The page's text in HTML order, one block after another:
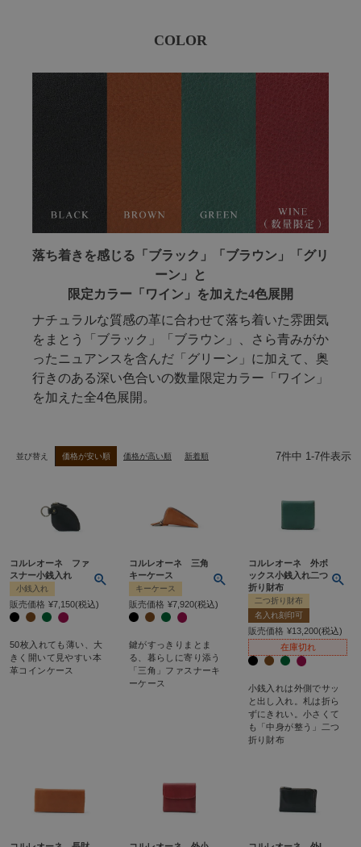
COLOR
落ち着きを感じる「ブラック」「ブラウン」「グリ
ーン」と
限定カラー「ワイン」を加えた4色展開
ナチュラルな質感の革に合わせて落ち着いた雰囲気
をまとう「ブラック」「ブラウン」、さら青みがか
ったニュアンスを含んだ「グリーン」に加えて、奥
行きのある深い色合いの数量限定カラー「ワイン」
を加えた全4色展開。
並び替え 価格が安い順 価格が高い順 新着順 7件中 1-7件表示
コルレオーネ ファ
スナー小銭入れ
小銭入れ
販売価格 ¥7,150 税込
50枚入れても薄い、大
きく開いて見やすい本
革コインケース
コルレオーネ 三角
キーケース
キーケース
販売価格 ¥7,920 税込
鍵がすっきりまとま
る、暮らしに寄り添う
「三角」ファスナーキ
ーケース
コルレオーネ 外ボ
ックス小銭入れ二つ
折り財布
二つ折り財布
名入れ刻印可
販売価格 ¥13,200 税込
在庫切れ
小銭入れは外側でサッ
と出し入れ。札は折ら
ずにきれい。小さくて
も「中身が整う」二つ
折り財布